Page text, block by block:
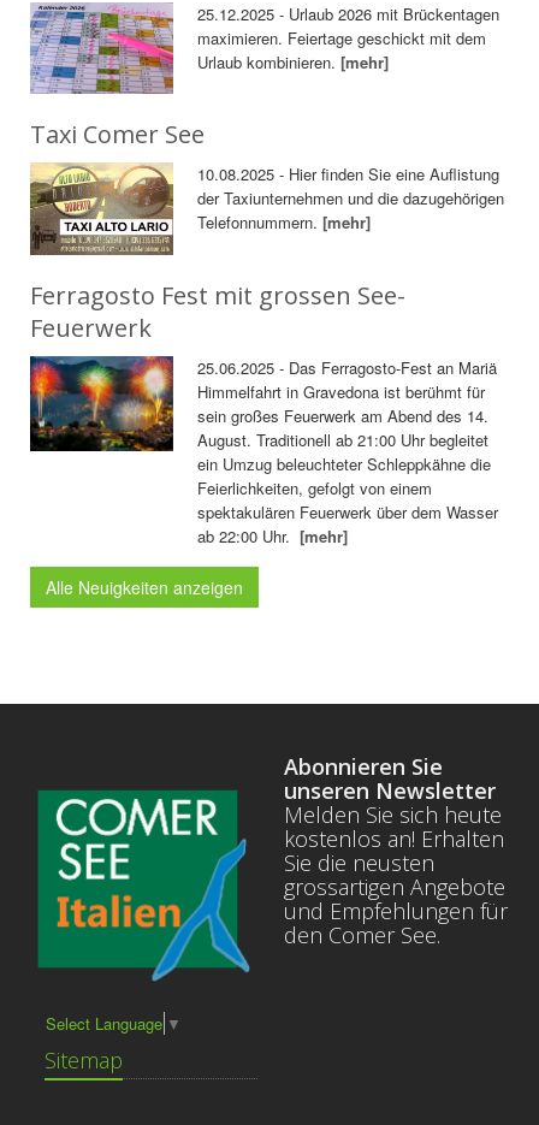
25.12.2025 - Urlaub 2026 mit Brückentagen
maximieren. Feiertage geschickt mit dem
Urlaub kombinieren.[mehr]
Taxi Comer See
10.08.2025 - Hier finden Sie eine Auflistung
der Taxiunternehmen und die dazugehörigen
Telefonnummern.[mehr]
Ferragosto Fest mit grossen See-
Feuerwerk
25.06.2025 - Das Ferragosto-Fest an Mariä
Himmelfahrt in Gravedona ist berühmt für
sein großes Feuerwerk am Abend des 14.
August. Traditionell ab 21:00 Uhr begleitet
ein Umzug beleuchteter Schleppkähne die
Feierlichkeiten, gefolgt von einem
spektakulären Feuerwerk über dem Wasser
ab 22:00 Uhr.[mehr]
Alle Neuigkeiten anzeigen
Select Language ▼
Sitemap
Abonnieren Sie
unseren Newsletter
Melden Sie sich heute
kostenlos an! Erhalten
Sie die neusten
grossartigen Angebote
und Empfehlungen für
den Comer See.